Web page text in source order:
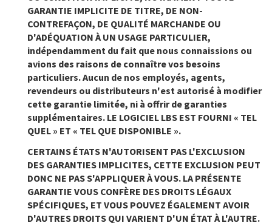
GARANTIE IMPLICITE DE TITRE, DE NON-
CONTREFAÇON, DE QUALITÉ MARCHANDE OU
D'ADÉQUATION À UN USAGE PARTICULIER,
indépendamment du fait que nous connaissions ou
avions des raisons de connaître vos besoins
particuliers. Aucun de nos employés, agents,
revendeurs ou distributeurs n'est autorisé à modifier
cette garantie limitée, ni à offrir de garanties
supplémentaires. LE LOGICIEL LBS EST FOURNI « TEL
QUEL » ET « TEL QUE DISPONIBLE ».
CERTAINS ÉTATS N'AUTORISENT PAS L'EXCLUSION
DES GARANTIES IMPLICITES, CETTE EXCLUSION PEUT
DONC NE PAS S'APPLIQUER À VOUS. LA PRÉSENTE
GARANTIE VOUS CONFÈRE DES DROITS LÉGAUX
SPÉCIFIQUES, ET VOUS POUVEZ ÉGALEMENT AVOIR
D'AUTRES DROITS QUI VARIENT D'UN ÉTAT À L'AUTRE.